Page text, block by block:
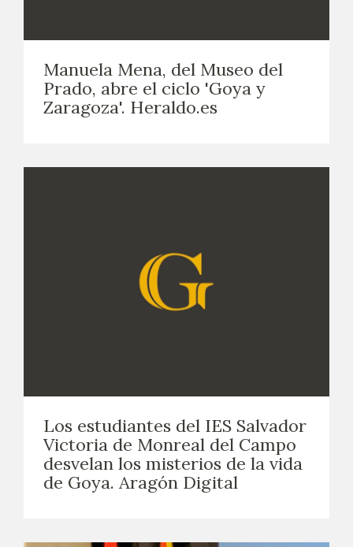
Manuela Mena, del Museo del
Prado, abre el ciclo 'Goya y
Zaragoza'. Heraldo.es
Los estudiantes del IES Salvador
Victoria de Monreal del Campo
desvelan los misterios de la vida
de Goya. Aragón Digital